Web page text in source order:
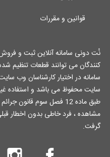
قوانین و مقررات
نُت دونی سامانه آنلاین ثبت و
کنندگان می توانند قطعات تنظیم
سامانه در اختیار کارشناسان وب
سایت محفوظ می باشد و استفاده
طبق ماده 12 فصل سوم
مشاهده ، فرد خاطی بدون اخطار
گرفت.